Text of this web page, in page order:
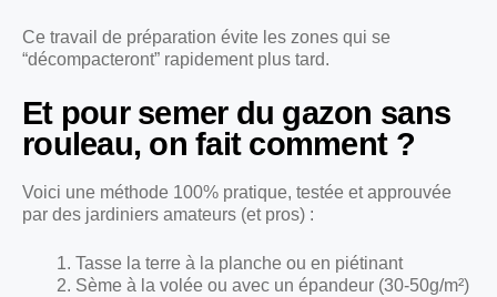
Ce travail de préparation évite les zones qui se
“décompacteront” rapidement plus tard.
Et pour semer du gazon sans
rouleau, on fait comment ?
Voici une méthode 100% pratique, testée et approuvée
par des jardiniers amateurs (et pros) :
Tasse la terre à la planche ou en piétinant
Sème à la volée ou avec un épandeur (30-50g/m²)